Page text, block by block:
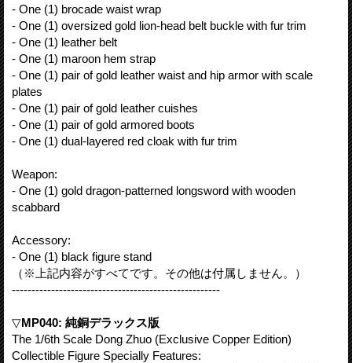
- One (1) brocade waist wrap
- One (1) oversized gold lion-head belt buckle with fur trim
- One (1) leather belt
- One (1) maroon hem strap
- One (1) pair of gold leather waist and hip armor with scale
plates
- One (1) pair of gold leather cuishes
- One (1) pair of gold armored boots
- One (1) dual-layered red cloak with fur trim
Weapon:
- One (1) gold dragon-patterned longsword with wooden
scabbard
Accessory:
- One (1) black figure stand
（※上記内容がすべてです。その他は付属しません。）
-----------------------------------------------------
▽MP040: 純銅デラックス版
The 1/6th Scale Dong Zhuo (Exclusive Copper Edition)
Collectible Figure Specially Features: